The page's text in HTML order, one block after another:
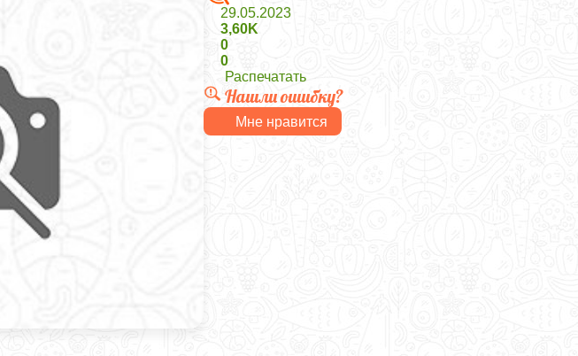
29.05.2023
3,60K
0
0
Распечатать
Нашли ошибку?
Мне нравится